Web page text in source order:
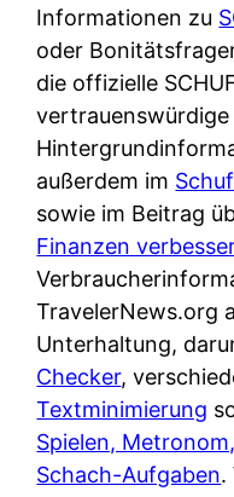
h
e
B
a
n
k
k
a
r
t
e
n
M
I
R
c
h
k
o
s
t
e
n
l
o
s
u
n
d
w
r
F
i
r
m
a
a
m
p
r
i
v
a
t
e
Informationen zu
oder
die offizielle
außerdem im
sowie im Beitrag
Finanzen
TravelerNews.org
Unterhaltung,
Checker,
Textminimierung
Spielen,
Schach-Aufgaben.